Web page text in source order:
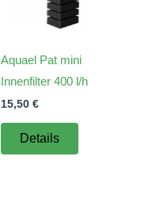
Aquael Pat mini
Innenfilter 400 l/h
15,50 €
Details